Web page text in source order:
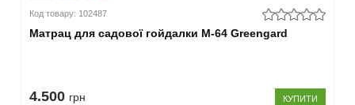
Код товару: 102487
Матрац для садової гойдалки М-64 Greengard
4.500 грн КУПИТИ